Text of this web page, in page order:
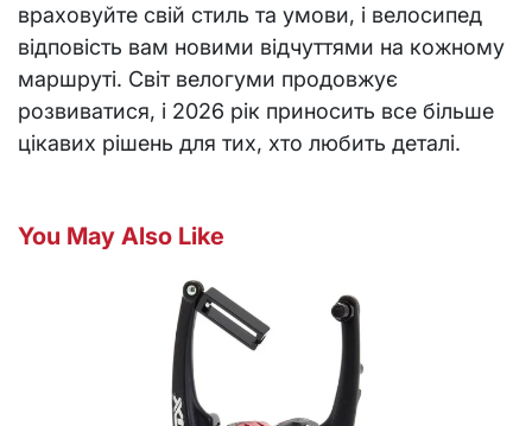
враховуйте свій стиль та умови, і велосипед
відповість вам новими відчуттями на кожному
маршруті. Світ велогуми продовжує
розвиватися, і 2026 рік приносить все більше
цікавих рішень для тих, хто любить деталі.
You May Also Like